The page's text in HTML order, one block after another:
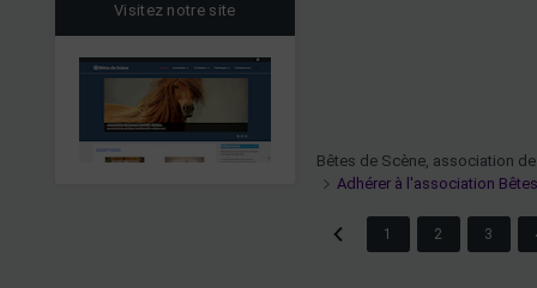
Visitez notre site
Bêtes de Scène, association
Adhérer à l'association
1 2 3